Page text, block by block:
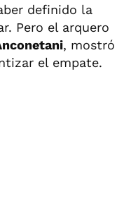
definido la
Pero el arquero
, mostró
el empate.